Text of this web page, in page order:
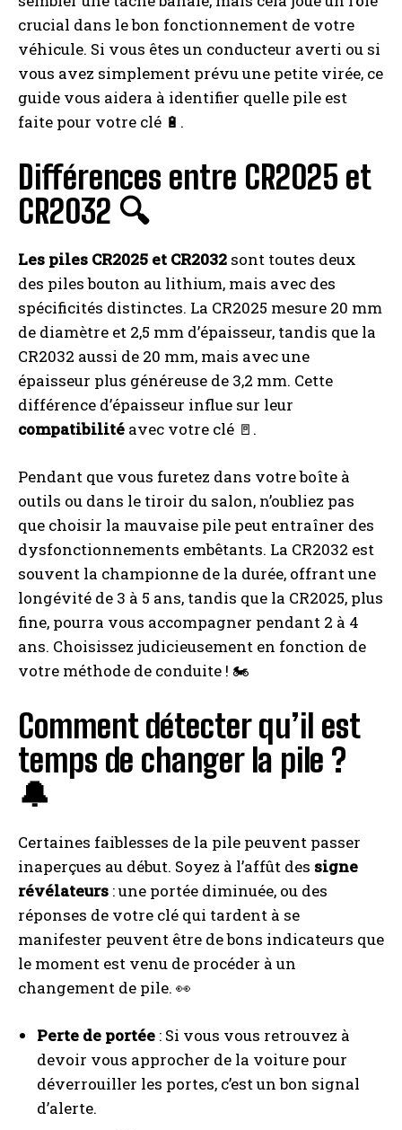
crucial dans le bon fonctionnement de votre
véhicule. Si vous êtes un conducteur averti ou si
vous avez simplement prévu une petite virée, ce
guide vous aidera à identifier quelle pile est
faite pour votre clé 🔋.
Différences entre CR2025 et
CR2032 🔍
Les piles CR2025 et CR2032 sont toutes deux
des piles bouton au lithium, mais avec des
spécificités distinctes. La CR2025 mesure 20 mm
de diamètre et 2,5 mm d’épaisseur, tandis que la
CR2032 aussi de 20 mm, mais avec une
épaisseur plus généreuse de 3,2 mm. Cette
différence d’épaisseur influe sur leur
compatibilité avec votre clé 🚪.
Pendant que vous furetez dans votre boîte à
outils ou dans le tiroir du salon, n’oubliez pas
que choisir la mauvaise pile peut entraîner des
dysfonctionnements embêtants. La CR2032 est
souvent la championne de la durée, offrant une
longévité de 3 à 5 ans, tandis que la CR2025, plus
fine, pourra vous accompagner pendant 2 à 4
ans. Choisissez judicieusement en fonction de
votre méthode de conduite ! 🏍️
Comment détecter qu’il est
temps de changer la pile ?
🔔
Certaines faiblesses de la pile peuvent passer
inaperçues au début. Soyez à l’affût des signe
révélateurs : une portée diminuée, ou des
réponses de votre clé qui tardent à se
manifester peuvent être de bons indicateurs que
le moment est venu de procéder à un
changement de pile. 👀
Perte de portée : Si vous vous retrouvez à
devoir vous approcher de la voiture pour
déverrouiller les portes, c’est un bon signal
d’alerte.